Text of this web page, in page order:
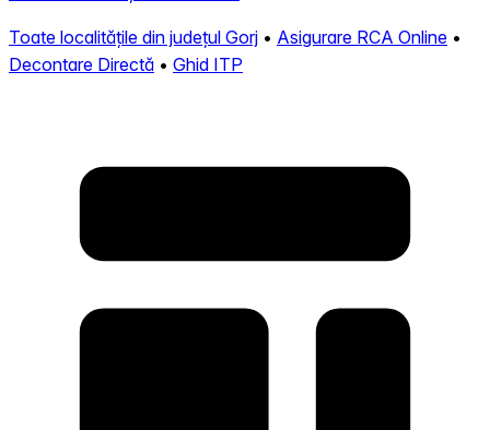
Toate localitățile din județul Gorj • Asigurare RCA Online •
Decontare Directă • Ghid ITP